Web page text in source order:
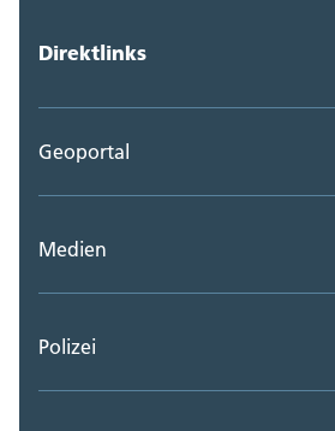
Direktlinks
Geoportal
Medien
Polizei